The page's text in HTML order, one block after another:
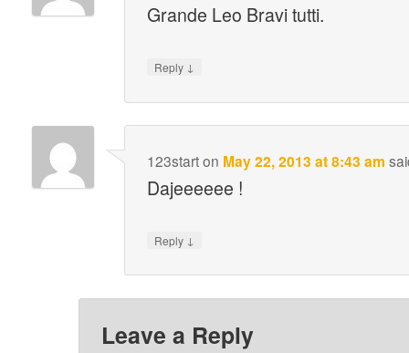
Grande Leo Bravi tutti.
Reply ↓
123starton May 22, 2013 at 8:43 am
Dajeeeeee !
Reply ↓
Leave a Reply